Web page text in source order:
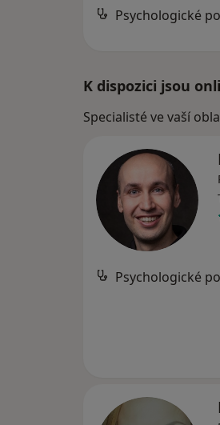
Psychologické
K dispozici jsou
Specialisté ve vaší
Psychologické